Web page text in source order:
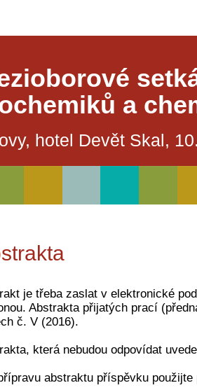
a
hotel Devět Skal,
je třeba zaslat v elektronické
Abstrakta přijatých prací
č. V (2016).
která nebudou odpovídat
abstraktu příspěvku